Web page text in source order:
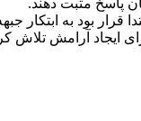
۳۰ تیر در ابتدا
ایجاد آرامش تلاش